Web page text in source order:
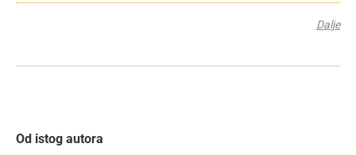
Dalje
Od istog autora